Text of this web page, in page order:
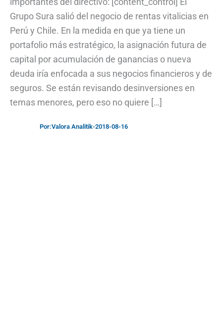
Grupo Sura salió del negocio de rentas vitalicias en
Perú y Chile. En la medida en que ya tiene un
portafolio más estratégico, la asignación futura de
capital por acumulación de ganancias o nueva
deuda iría enfocada a sus negocios financieros y de
seguros. Se están revisando desinversiones en
temas menores, pero eso no quiere […]
Por:Valora Analitik-2018-08-16